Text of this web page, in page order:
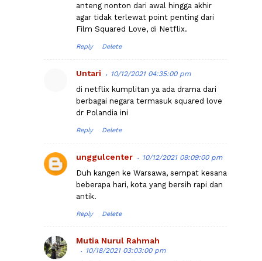
anteng nonton dari awal hingga akhir
agar tidak terlewat point penting dari
Film Squared Love, di Netflix.
Reply Delete
Untari 10/12/2021 04:35:00 pm
di netflix kumplitan ya ada drama dari
berbagai negara termasuk squared love
dr Polandia ini
Reply Delete
unggulcenter 10/12/2021 09:09:00 pm
Duh kangen ke Warsawa, sempat kesana
beberapa hari, kota yang bersih rapi dan
antik.
Reply Delete
Mutia Nurul Rahmah
10/18/2021 03:03:00 pm